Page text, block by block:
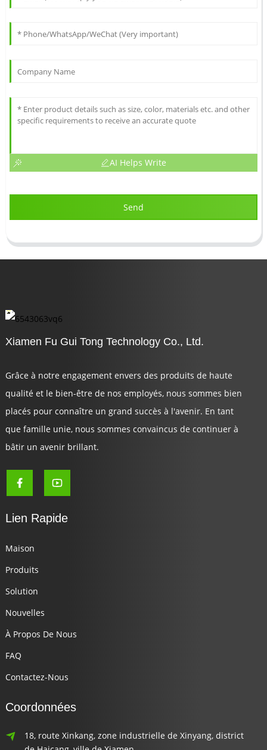
AI Helps Write
Send
Xiamen Fu Gui Tong Technology Co., Ltd.
Grâce à notre engagement envers des produits de haute
qualité et le bien-être de nos employés, nous sommes bien
placés pour connaître un grand succès à l'avenir. En tant
que famille unie, nous sommes convaincus de continuer à
bâtir un avenir brillant.
Lien Rapide
Maison
Produits
Solution
Nouvelles
À Propos De Nous
FAQ
Contactez-Nous
Coordonnées
18, route Xinkang, zone industrielle de Xinyang, district